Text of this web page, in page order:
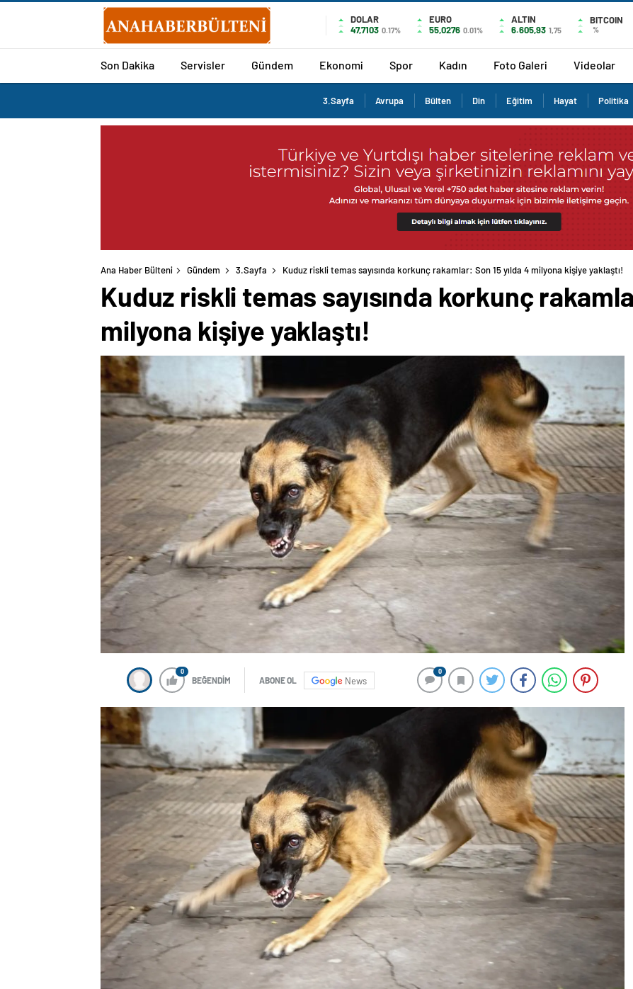
DOLAR
47,7103 0.17%
EURO
55,0276 0.01%
ALTIN
6.605,93 1,75
BITCOIN
%
Son Dakika Servisler Gündem Ekonomi Spor Kadın Foto Galeri Videolar
3.Sayfa Avrupa Bülten Din Eğitim Hayat Politika
Ana Haber Bülteni Gündem 3.Sayfa Kuduz riskli temas sayısında korkunç rakamlar: Son 15 yılda 4 milyona kişiye yaklaştı!
Kuduz riskli temas sayısında korkunç
milyona kişiye yaklaştı!
0
BEĞENDİM ABONE OL News
0